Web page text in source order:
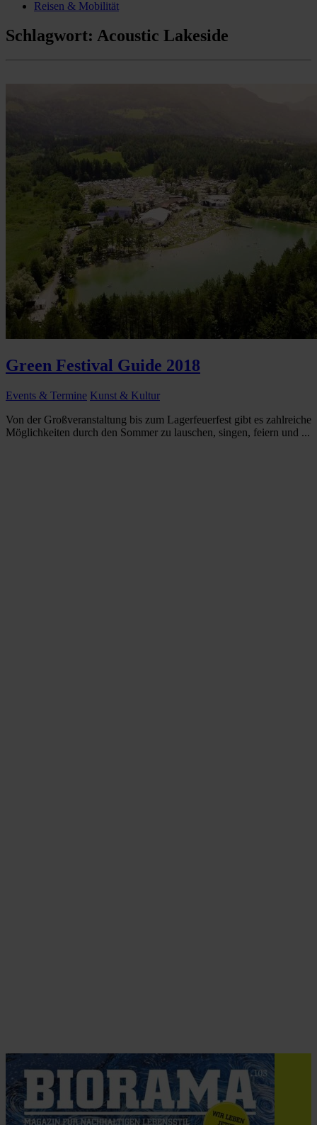
Reisen & Mobilität
Schlagwort: Acoustic Lakeside
Green Festival Guide 2018
Events & Termine Kunst & Kultur
Von der Großveranstaltung bis zum Lagerfeuerfest gibt es zahlreiche
Möglichkeiten durch den Sommer zu lauschen, singen, feiern und ...